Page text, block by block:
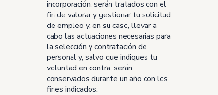
incorporación, serán tratados con el
fin de valorar y gestionar tu solicitud
de empleo y, en su caso, llevar a
cabo las actuaciones necesarias para
la selección y contratación de
personal y, salvo que indiques tu
voluntad en contra, serán
conservados durante un año con los
fines indicados.